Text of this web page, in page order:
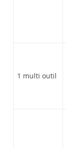
1 multi outil